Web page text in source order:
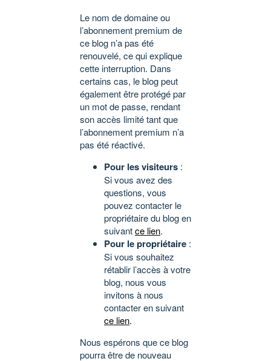
Le nom de domaine ou
l’abonnement premium de
ce blog n’a pas été
renouvelé, ce qui explique
cette interruption. Dans
certains cas, le blog peut
également être protégé par
un mot de passe, rendant
son accès limité tant que
l’abonnement premium n’a
pas été réactivé.
Pour les visiteurs :
Si vous avez des
questions, vous
pouvez contacter le
propriétaire du blog en
suivantce lien.
Pour le propriétaire :
Si vous souhaitez
rétablir l’accès à votre
blog, nous vous
invitons à nous
contacter en suivant
ce lien.
Nous espérons que ce blog
pourra être de nouveau